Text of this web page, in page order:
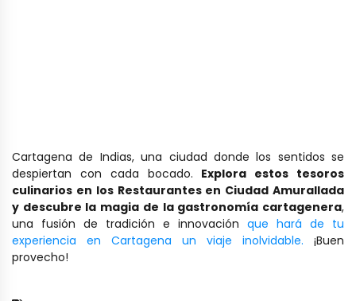
Cartagena de Indias, una ciudad donde los sentidos se
despiertan con cada bocado. Explora estos tesoros
culinarios en los Restaurantes en Ciudad Amurallada
y descubre la magia de la gastronomía cartagenera,
una fusión de tradición e innovación que hará de tu
experiencia en Cartagena un viaje inolvidable. ¡Buen
provecho!